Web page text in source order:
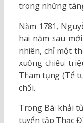
trong những
Năm 1781,
hai năm sau
nhiên, chỉ một
xuống chiếu
Tham tụng (Tể
chối.
Trong Bài khải
tuyển tập Thạc